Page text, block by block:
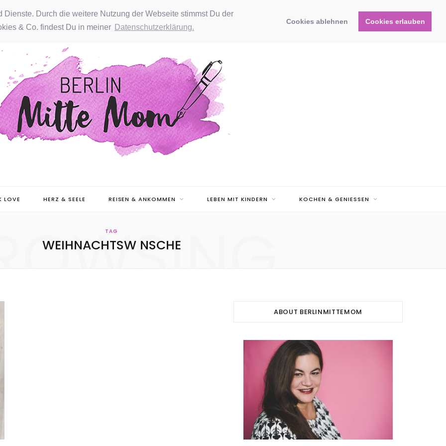
Durch die weitere Nutzung der Webseite stimmst Du der
& Co. findest Du in meiner Datenschutzerklärung.
Cookies ablehnen Cookies erlauben
LOVE HERZ & SEELE REISEN & ANKOMMEN LEBEN MIT KINDERN KOCHEN & GENIESSEN
TAG
WEIHNACHTSW NSCHE
ABOUT BERLINMITTEMOM